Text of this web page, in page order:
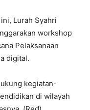
Lurah Syahri
workshop
Pelaksanaan
digital.
kegiatan-
di wilayah